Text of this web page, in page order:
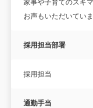
家事や子育てのスキ
お声もいただいていま
採用担当部署
採用担当
通勤手当